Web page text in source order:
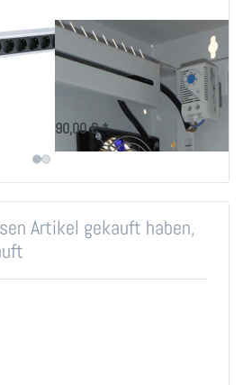
Gegen Wärmestau
im Tablet-Schrank
gesteuerter Silent-Lüfter
90,00 € *
Artikel gekauft haben,